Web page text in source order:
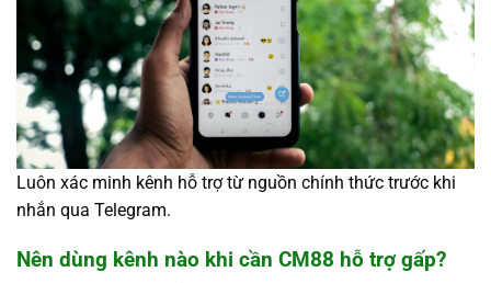
Luôn xác minh kênh hỗ trợ từ nguồn chính thức trước khi
nhắn qua Telegram.
Nên dùng kênh nào khi cần CM88 hỗ trợ gấp?